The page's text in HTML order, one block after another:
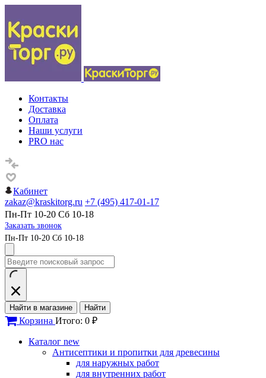
Контакты
Доставка
Оплата
Наши услуги
PRO нас
Кабинет
zakaz@kraskitorg.ru +7 (495) 417-01-17
Пн-Пт 10-20 Сб 10-18
Заказать звонок
Пн-Пт 10-20 Сб 10-18
Найти в магазине Найти
Корзина Итого: 0 ₽
Каталог new
Антисептики и пропитки для древесины
для наружных работ
для внутренних работ